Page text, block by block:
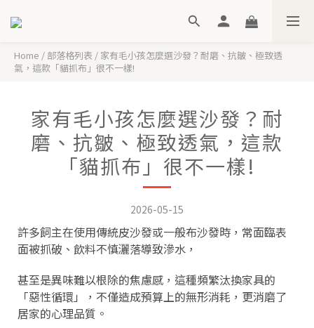
Home / 部落格列表 / 家有毛小孩怎麼選沙發？耐磨、抗皺、極致透
氣，這款「貓抓布」很不一樣!
家有毛小孩怎麼選沙發？耐
磨、抗皺、極致透氣，這款
「貓抓布」很不一樣!
2026-05-15
許多飼主在使用傳統皮沙發或一般布沙發時，常面臨表
面被抓破、飲料不慎灑落導致滲水，
甚至是異味難以根除的焦慮感，這種頻繁汰換家具的
「惡性循環」，不僅造成預算上的無形消耗，更消磨了
居家的心理品質。